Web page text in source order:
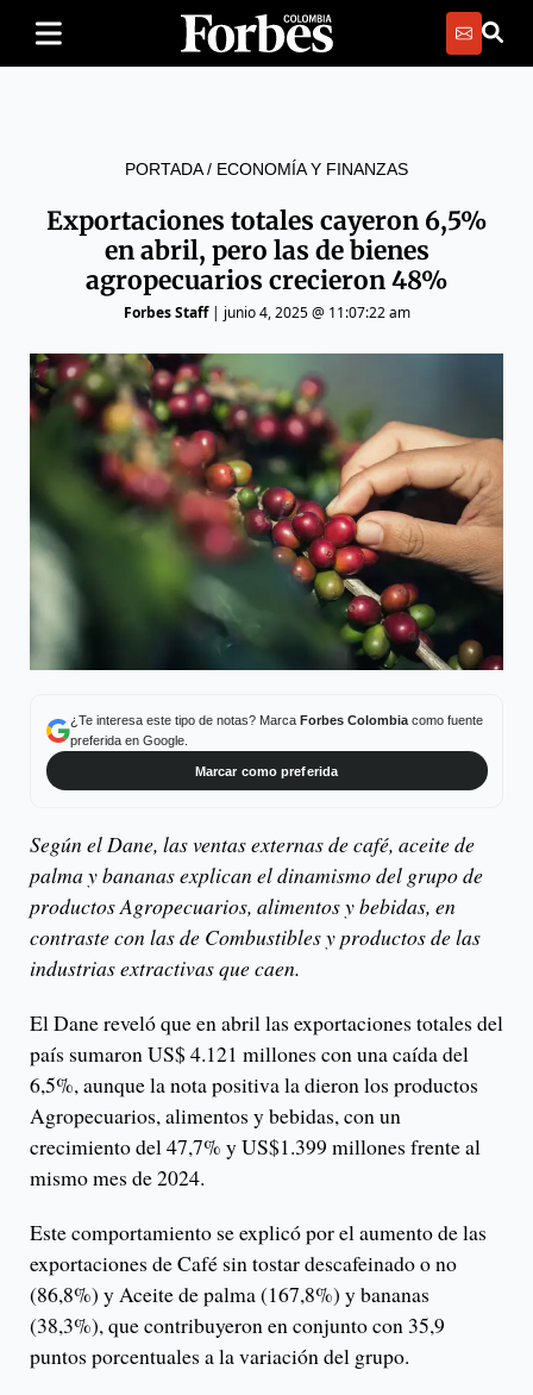
PORTADA/ ECONOMÍA Y FINANZAS
Exportaciones totales cayeron 6,5%
en abril, pero las de bienes
agropecuarios crecieron 48%
Forbes Staff| junio 4, 2025 @ 11:07:22 am
¿Te interesa este tipo de notas? Marca Forbes Colombiacomo fuente
preferida en Google.
Marcar como preferida
Según el Dane, las ventas externas de café, aceite de
palma y bananas explican el dinamismo del grupo de
productos Agropecuarios, alimentos y bebidas, en
contraste con las de Combustibles y productos de las
industrias extractivas que caen.
El Dane reveló que en abril las exportaciones totales del
país sumaron US$ 4.121 millones con una caída del
6,5%, aunque la nota positiva la dieron los productos
Agropecuarios, alimentos y bebidas, con un
crecimiento del 47,7% y US$1.399 millones frente al
mismo mes de 2024.
Este comportamiento se explicó por el aumento de las
exportaciones de Café sin tostar descafeinado o no
(86,8%) y Aceite de palma (167,8%) y bananas
(38,3%), que contribuyeron en conjunto con 35,9
puntos porcentuales a la variación del grupo.